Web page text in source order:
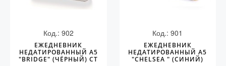
Код.: 902
ЕЖЕДНЕВНИК
НЕДАТИРОВАННЫЙ А5
"BRIDGE" (ЧЁРНЫЙ) CT
Код.: 901
ЕЖЕДНЕВНИК
НЕДАТИРОВАННЫЙ А5
"CHELSEA " (СИНИЙ)